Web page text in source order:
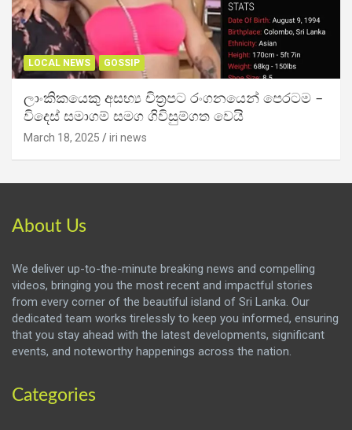
LOCAL NEWS GOSSIP
ලාංකිකයෙකු අසභ්‍ය චිත්‍රපට රංගනයෙන් පෙරටම –
විදෙස් සමාගම් සමග ගිවිසුම්ගත වෙයි
March 18, 2025 iri news
About Us
We deliver up-to-the-minute breaking news and compelling
videos, bringing you the most recent and impactful stories
from every corner of the beautiful island of Sri Lanka. Our
dedicated team works tirelessly to keep you informed, ensuring
that you stay ahead with the latest developments, significant
events, and noteworthy happenings across the nation.
Categories